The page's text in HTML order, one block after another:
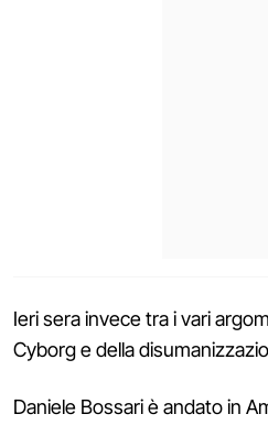
Ieri sera invece tra i vari
Cyborg e della
Daniele Bossari è andato in